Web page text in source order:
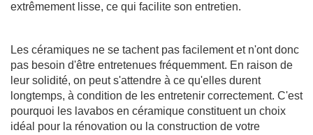
extrêmement lisse, ce qui facilite son entretien.
Les céramiques ne se tachent pas facilement et n'ont donc
pas besoin d'être entretenues fréquemment. En raison de
leur solidité, on peut s'attendre à ce qu'elles durent
longtemps, à condition de les entretenir correctement. C'est
pourquoi les lavabos en céramique constituent un choix
idéal pour la rénovation ou la construction de votre